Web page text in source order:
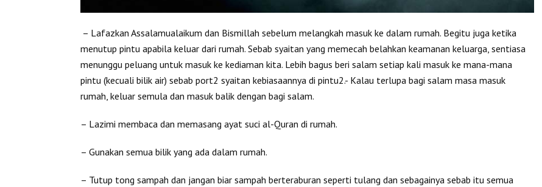
– Lafazkan Assalamualaikum dan Bismillah sebelum melangkah masuk ke dalam rumah. Begitu juga ketika
menutup pintu apabila keluar dari rumah. Sebab syaitan yang memecah belahkan keamanan keluarga, sentiasa
menunggu peluang untuk masuk ke kediaman kita. Lebih bagus beri salam setiap kali masuk ke mana-mana
pintu (kecuali bilik air) sebab port2 syaitan kebiasaannya di pintu2.- Kalau terlupa bagi salam masa masuk
rumah, keluar semula dan masuk balik dengan bagi salam.
– Lazimi membaca dan memasang ayat suci al-Quran di rumah.
– Gunakan semua bilik yang ada dalam rumah.
– Tutup tong sampah dan jangan biar sampah berteraburan seperti tulang dan sebagainya sebab itu semua